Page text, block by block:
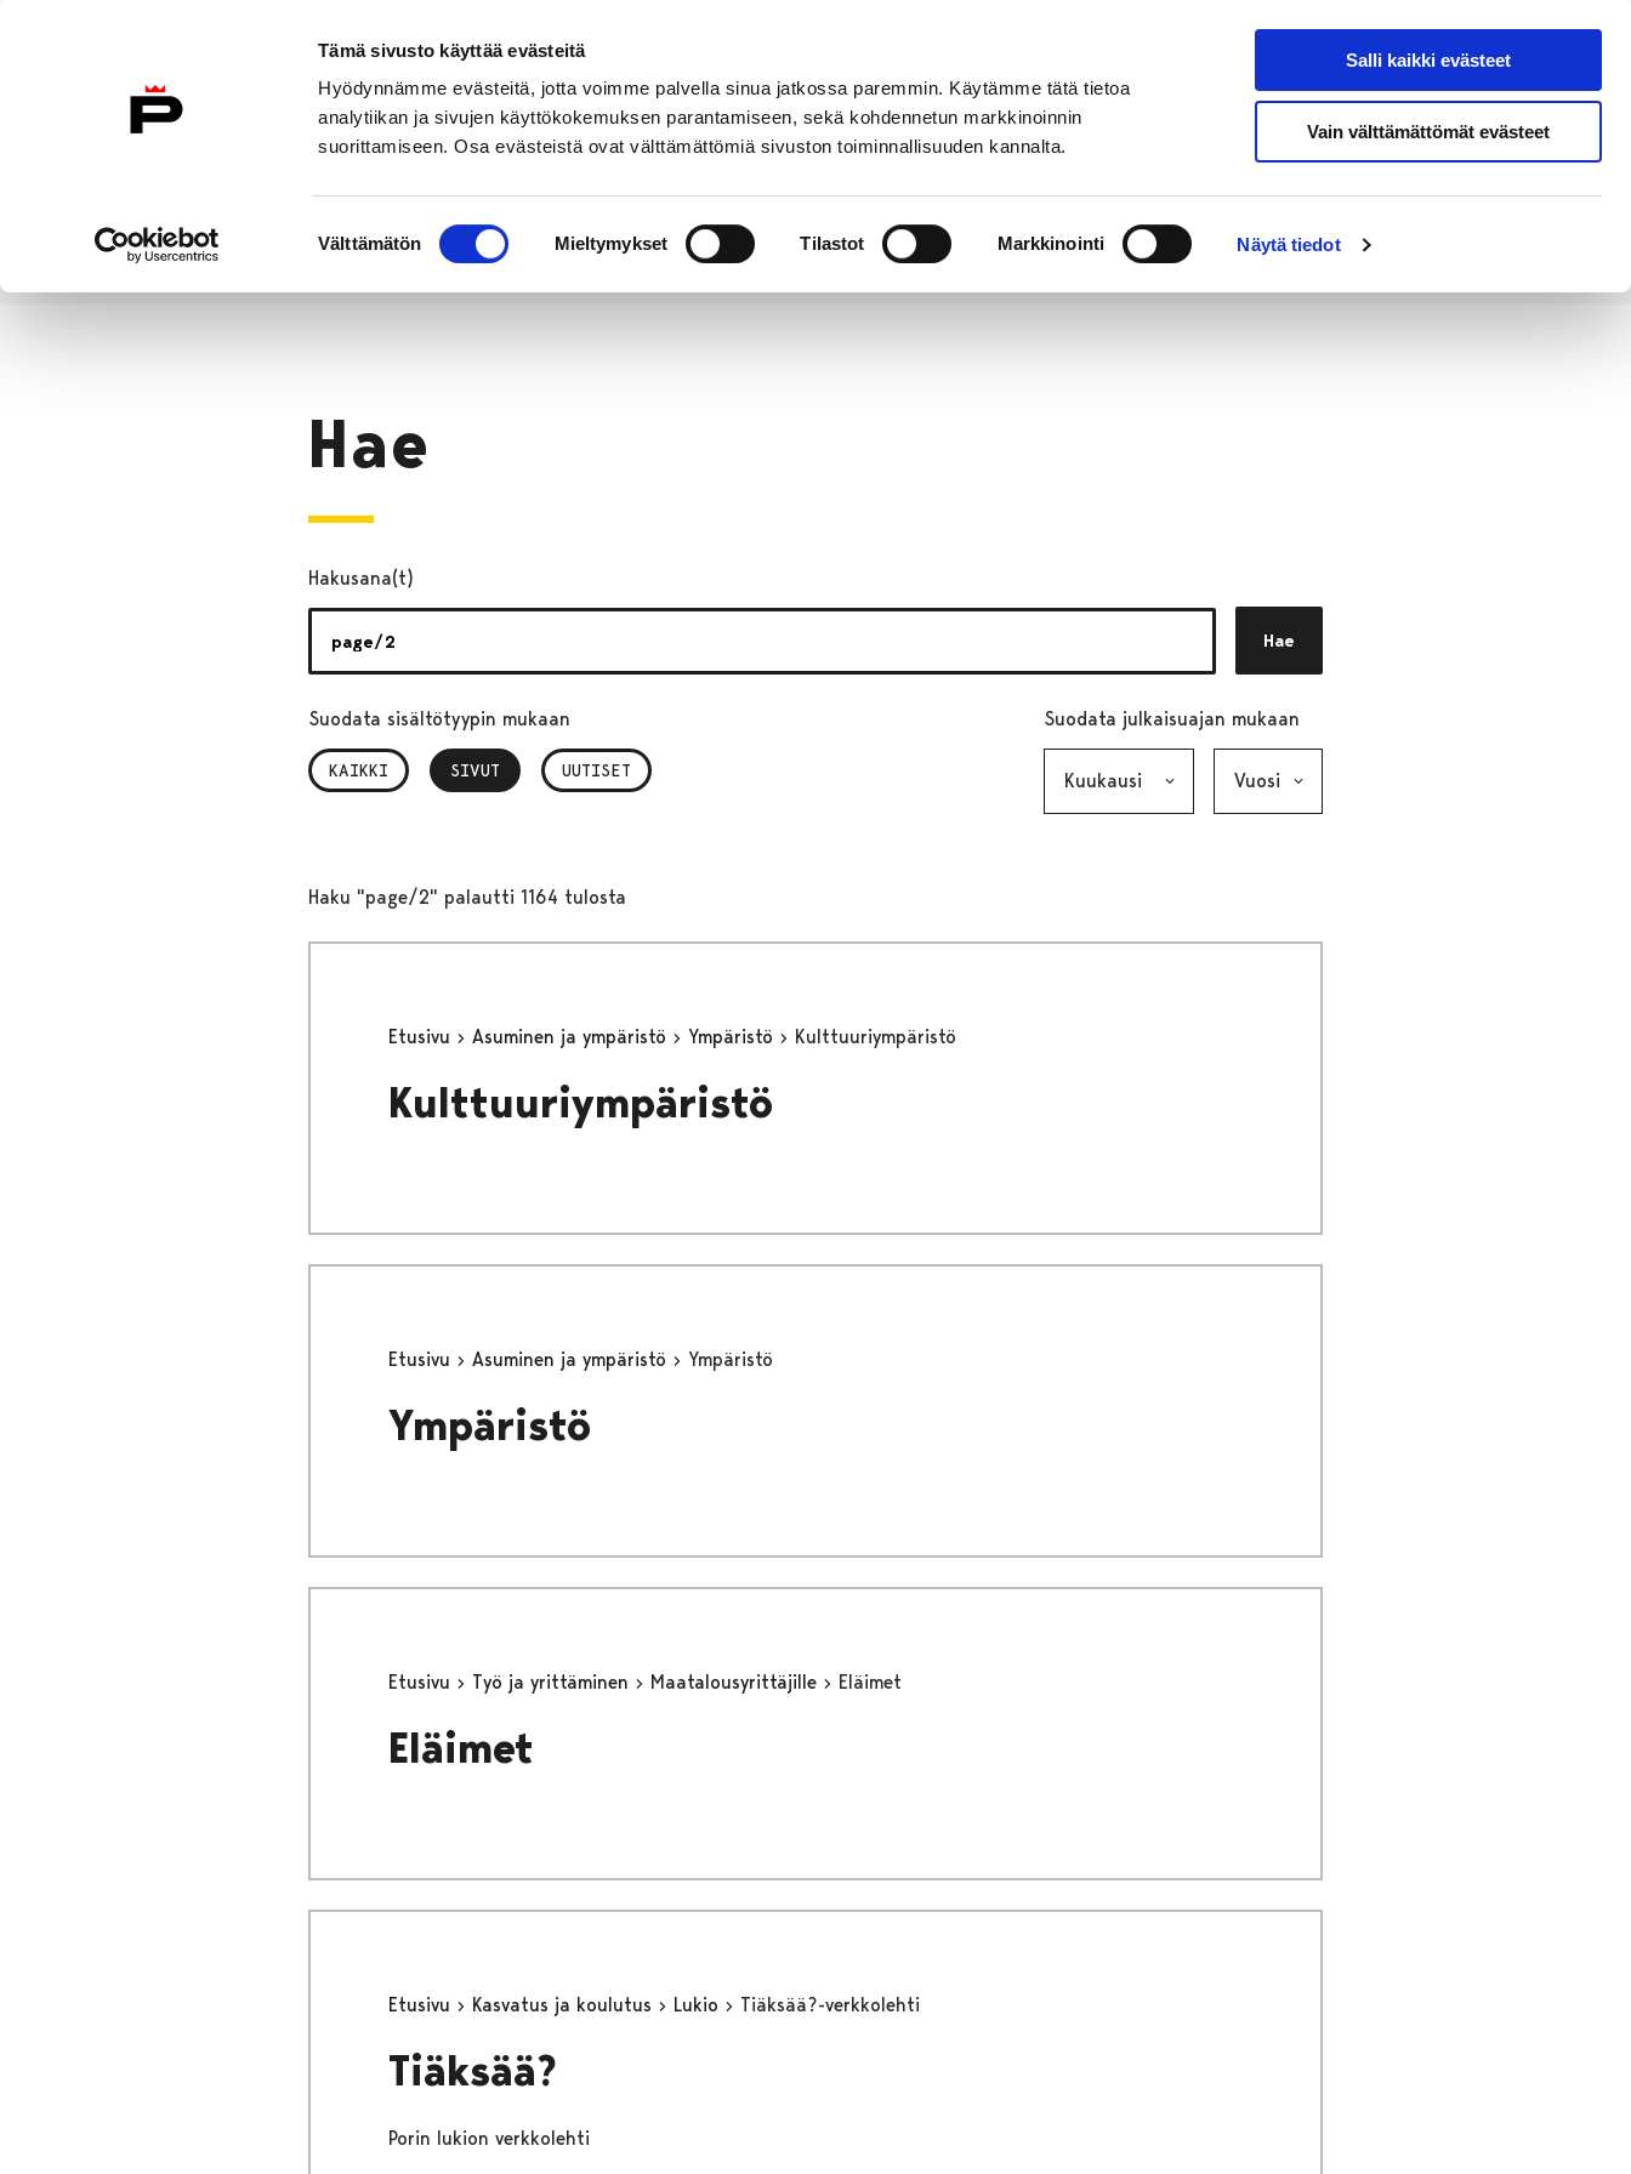
Tämä sivusto käyttää evästeitä
Hyödynnämme evästeitä, jotta voimme palvella sinua jatkossa paremmin. Käytämme tätä tietoa
analytiikan ja sivujen käyttökokemuksen parantamiseen, sekä kohdennetun markkinoinnin
suorittamiseen. Osa evästeistä ovat välttämättömiä sivuston toiminnallisuuden kannalta.
valinta
Välttämätön Mieltymykset Tilastot Markkinointi Näytä tiedot
Salli kaikki evästeet
Vain välttämättömät evästeet
Etusivulle
Hae sivustolta
Etusivu
Hae
Hakusana(t)
Hae
Suodata sisältötyypin mukaan
KAIKKI SIVUT
, VALITTU UUTISET
Suodata julkaisuajan mukaan
Haku "page/2" palautti 1164 tulosta
Etusivu Asuminen ja ympäristö Ympäristö Kulttuuriympäristö
Kulttuuriympäristö
Etusivu Asuminen ja ympäristö Ympäristö
Ympäristö
Etusivu Työ ja yrittäminen Maatalousyrittäjille Eläimet
Eläimet
Etusivu Kasvatus ja koulutus Lukio Tiäksää?-verkkolehti
Tiäksää?
Porin lukion verkkolehti